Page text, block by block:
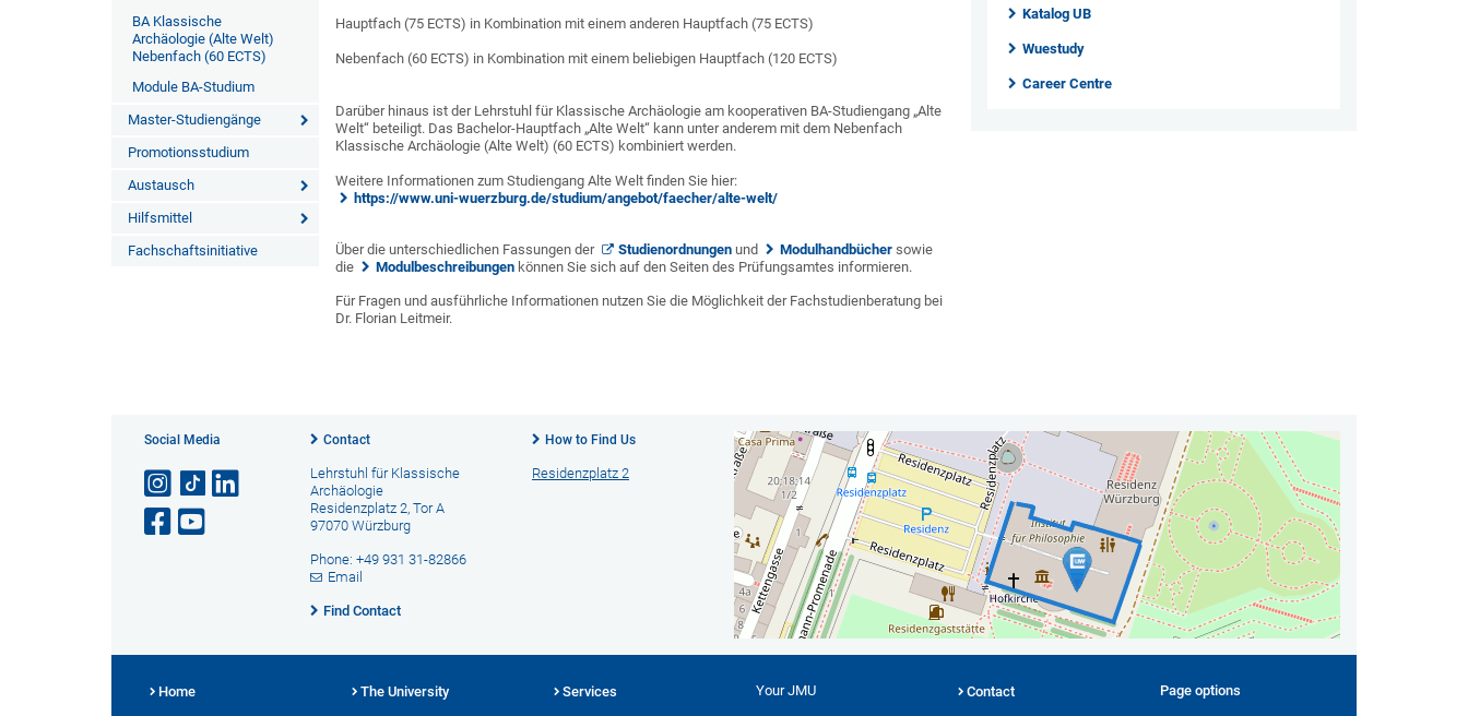
BA Klassische
Archäologie (Alte Welt)
Nebenfach (60 ECTS)
Module BA-Studium
Master-Studiengänge
Promotionsstudium
Austausch
Hilfsmittel
Fachschaftsinitiative
Hauptfach (75 ECTS) in Kombination mit einem anderen Hauptfach (75 ECTS)
Nebenfach (60 ECTS) in Kombination mit einem beliebigen Hauptfach (120 ECTS)
Darüber hinaus ist der Lehrstuhl für Klassische Archäologie am kooperativen BA-Studiengang „Alte
Welt“ beteiligt. Das Bachelor-Hauptfach „Alte Welt“ kann unter anderem mit dem Nebenfach
Klassische Archäologie (Alte Welt) (60 ECTS) kombiniert werden.
Weitere Informationen zum Studiengang Alte Welt finden Sie hier:
https://www.uni-wuerzburg.de/studium/angebot/faecher/alte-welt/
Über die unterschiedlichen Fassungen der Studienordnungenund Modulhandbüchersowie
die
Modulbeschreibungen können Sie sich auf den Seiten des Prüfungsamtes informieren.
Für Fragen und ausführliche Informationen nutzen Sie die Möglichkeit der Fachstudienberatung bei
Dr. Florian Leitmeir.
Katalog UB
Wuestudy
Career Centre
Social Media Contact
Lehrstuhl für Klassische
Archäologie
Residenzplatz 2, Tor A
97070 Würzburg
Phone: +49 931 31-82866
Email
Find Contact
How to Find Us
Residenzplatz 2
Home The University Services Your JMU Contact Page options